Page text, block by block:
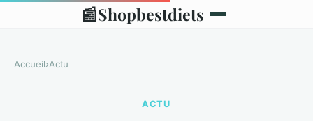
📰Shopbestdiets
Accueil›Actu
ACTU